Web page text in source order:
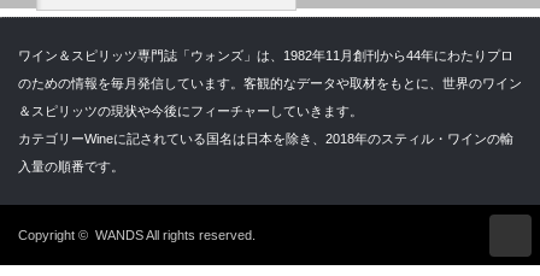
ワイン＆スピリッツ専門誌「ウォンズ」は、1982年11月創刊から44年にわたりプロ
のための情報を毎月発信しています。客観的なデータや取材をもとに、世界のワイン
＆スピリッツの現状や今後にフィーチャーしていきます。
カテゴリーWineに記されている国名は日本を除き、2018年のスティル・ワインの輸
入量の順番です。
Copyright © WANDSAll rights reserved.